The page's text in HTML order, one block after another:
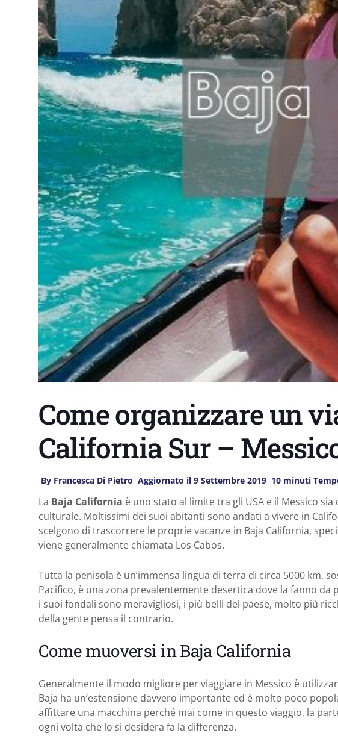
Come organizzare un
California Sur –
By Francesca Di Pietro Aggiornato il 9 Settembre 2019 10 minuti
La Baja California è uno stato al limite tra gli USA e il Messico
culturale. Moltissimi dei suoi abitanti sono andati a vivere in
scelgono di trascorrere le proprie vacanze in Baja California,
viene generalmente chiamata Los Cabos.
Tutta la penisola è un’immensa lingua di terra di circa 5000 km,
Pacifico, è una zona prevalentemente desertica dove la fanno da
i suoi fondali sono meravigliosi, i più belli del paese, molto più
della gente pensa il contrario.
Come muoversi in Baja California
Generalmente il modo migliore per viaggiare in Messico è
Baja ha un’estensione davvero importante ed è molto poco
affittare una macchina perché mai come in questo viaggio, la
ogni volta che lo si desidera fa la differenza.